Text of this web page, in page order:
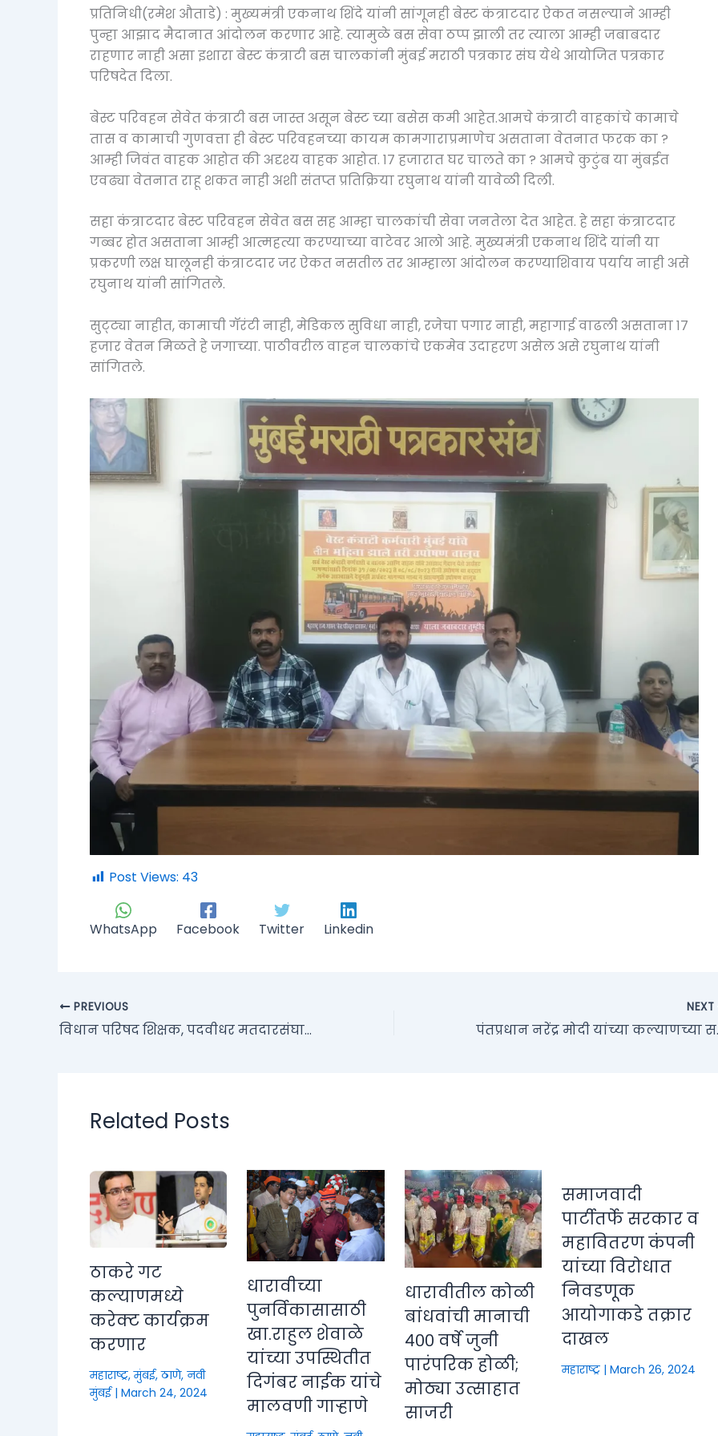
प्रतिनिधी(रमेश औताडे) : मुख्यमंत्री एकनाथ शिंदे यांनी सांगूनही बेस्ट कंत्राटदार ऐकत नसल्याने आम्ही
पुन्हा आझाद मैदानात आंदोलन करणार आहे. त्यामुळे बस सेवा ठप्प झाली तर त्याला आम्ही जबाबदार
राहणार नाही असा इशारा बेस्ट कंत्राटी बस चालकांनी मुंबई मराठी पत्रकार संघ येथे आयोजित पत्रकार
परिषदेत दिला.
बेस्ट परिवहन सेवेत कंत्राटी बस जास्त असून बेस्ट च्या बसेस कमी आहेत.आमचे कंत्राटी वाहकांचे कामाचे
तास व कामाची गुणवत्ता ही बेस्ट परिवहनच्या कायम कामगाराप्रमाणेच असताना वेतनात फरक का ?
आम्ही जिवंत वाहक आहोत की अदृश्य वाहक आहोत. १७ हजारात घर चालते का ? आमचे कुटुंब या मुंबईत
एवढ्या वेतनात राहू शकत नाही अशी संतप्त प्रतिक्रिया रघुनाथ यांनी यावेळी दिली.
सहा कंत्राटदार बेस्ट परिवहन सेवेत बस सह आम्हा चालकांची सेवा जनतेला देत आहेत. हे सहा कंत्राटदार
गब्बर होत असताना आम्ही आत्महत्या करण्याच्या वाटेवर आलो आहे. मुख्यमंत्री एकनाथ शिंदे यांनी या
प्रकरणी लक्ष घालूनही कंत्राटदार जर ऐकत नसतील तर आम्हाला आंदोलन करण्याशिवाय पर्याय नाही असे
रघुनाथ यांनी सांगितले.
सुट्ट्या नाहीत, कामाची गॅरंटी नाही, मेडिकल सुविधा नाही, रजेचा पगार नाही, महागाई वाढली असताना १७
हजार वेतन मिळते हे जगाच्या. पाठीवरील वाहन चालकांचे एकमेव उदाहरण असेल असे रघुनाथ यांनी
सांगितले.
Post Views: 43
WhatsApp Facebook Twitter Linkedin
PREVIOUS
विधान परिषद शिक्षक, पदवीधर मतदारसंघाची द्वैवार्षिक निवडणूक जाहीर
NEXT
पंतप्रधान
Related Posts
ठाकरे गट
कल्याणमध्ये
करेक्ट कार्यक्रम
करणार
महाराष्ट्र,मुंबई, ठाणे, नवी
मुंबई| March 24, 2024
धारावीच्या
पुनर्विकासासाठी
खा.राहुल शेवाळे
यांच्या उपस्थितीत
दिगंबर नाईक यांचे
मालवणी गाऱ्हाणे
धारावीतील कोळी
बांधवांची मानाची
४०० वर्षे जुनी
पारंपरिक होळी;
मोठ्या उत्साहात
साजरी
समाजवादी
पार्टीतर्फे सरकार व
महावितरण कंपनी
यांच्या विरोधात
निवडणूक
आयोगाकडे तक्रार
दाखल
महाराष्ट्र| March 26, 2024